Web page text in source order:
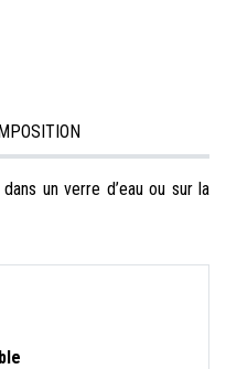
un verre d’eau ou sur la